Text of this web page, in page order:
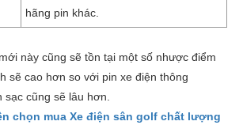
hãng pin khác.
này cũng sẽ tồn tại một số nhược điểm
sẽ cao hơn so với pin xe điện thông
cũng sẽ lâu hơn.
chọn mua Xe điện sân golf chất lượng